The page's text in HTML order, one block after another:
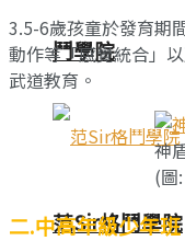
鬥學院
范Sir格鬥學院
3.5-6歲孩童於發育期
動作等「感覺統合」
武道教育。
神
(圖
二.中高年級少年班